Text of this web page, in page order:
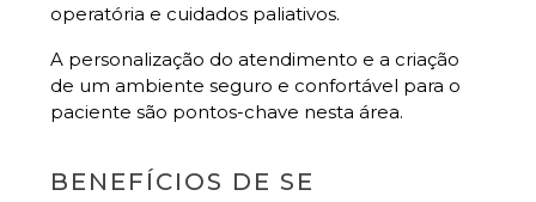
operatória e cuidados paliativos.
A personalização do atendimento e a criação
de um ambiente seguro e confortável para o
paciente são pontos-chave nesta área.
BENEFÍCIOS DE SE